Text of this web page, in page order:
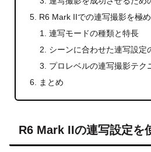
R6 Mark IIでの連写撮影を極
連写モードの種類と特長
シーンに合わせた連写設定
プロレベルの連写撮影テク
まとめ
R6 Mark IIの連写設定を